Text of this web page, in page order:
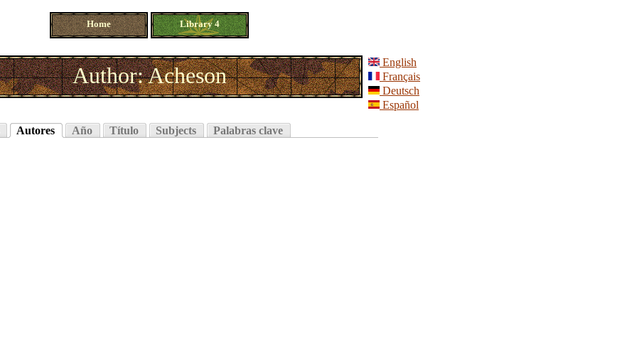
Home Library 4
English
Français
Deutsch
Español
Author: Acheson
Autores Año Título Subjects
Palabras clave